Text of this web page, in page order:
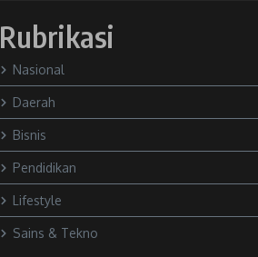
Rubrikasi
Nasional
Daerah
Bisnis
Pendidikan
Lifestyle
Sains & Tekno